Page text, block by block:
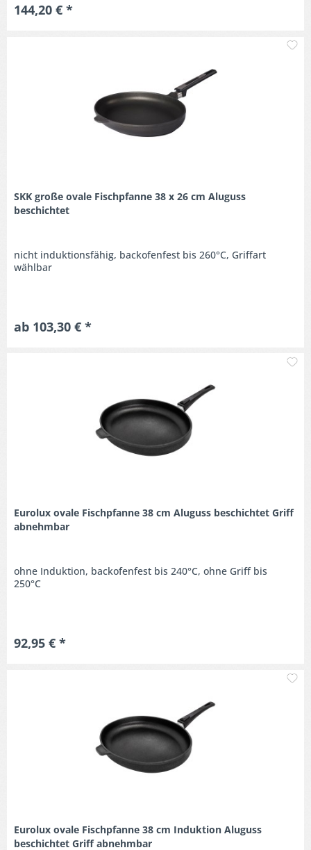
144,20 € *
SKK große ovale Fischpfanne 38 x 26 cm Aluguss
beschichtet
nicht induktionsfähig, backofenfest bis 260°C, Griffart
wählbar
ab 103,30 € *
Eurolux ovale Fischpfanne 38 cm Aluguss beschichtet Griff
abnehmbar
ohne Induktion, backofenfest bis 240°C, ohne Griff bis
250°C
92,95 € *
Eurolux ovale Fischpfanne 38 cm Induktion Aluguss
beschichtet Griff abnehmbar